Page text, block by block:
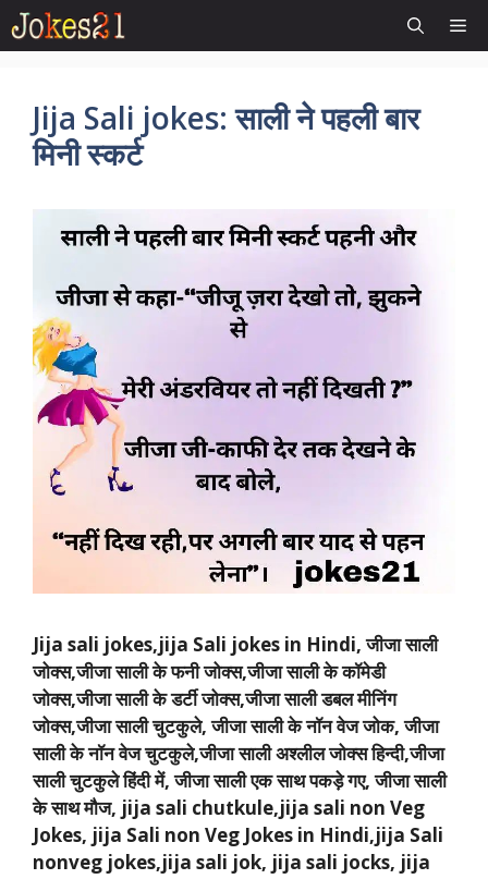
Skip
to
Jija Sali jokes: साली ने पहली बार
मिनी स्कर्ट
Jija sali jokes,jija Sali jokes in Hindi, जीजा साली
जोक्स,जीजा साली के फनी जोक्स,जीजा साली के कॉमेडी
जोक्स,जीजा साली के डर्टी जोक्स,जीजा साली डबल मीनिंग
जोक्स,जीजा साली चुटकुले, जीजा साली के नॉन वेज जोक, जीजा
साली के नॉन वेज चुटकुले,जीजा साली अश्लील जोक्स हिन्दी,जीजा
साली चुटकुले हिंदी में, जीजा साली एक साथ पकड़े गए, जीजा साली
के साथ मौज, jija sali chutkule,jija sali non Veg
Jokes, jija Sali non Veg Jokes in Hindi,jija Sali
nonveg jokes,jija sali jok, jija sali jocks, jija